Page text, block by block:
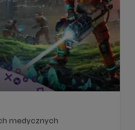
medycznych